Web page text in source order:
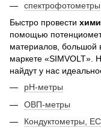
спектрофотометры
Быстро провести
помощью
материалов, большой
маркете «SIMVOLT».
найдут у нас
рН-метры
ОВП-метры
Кондуктометры,